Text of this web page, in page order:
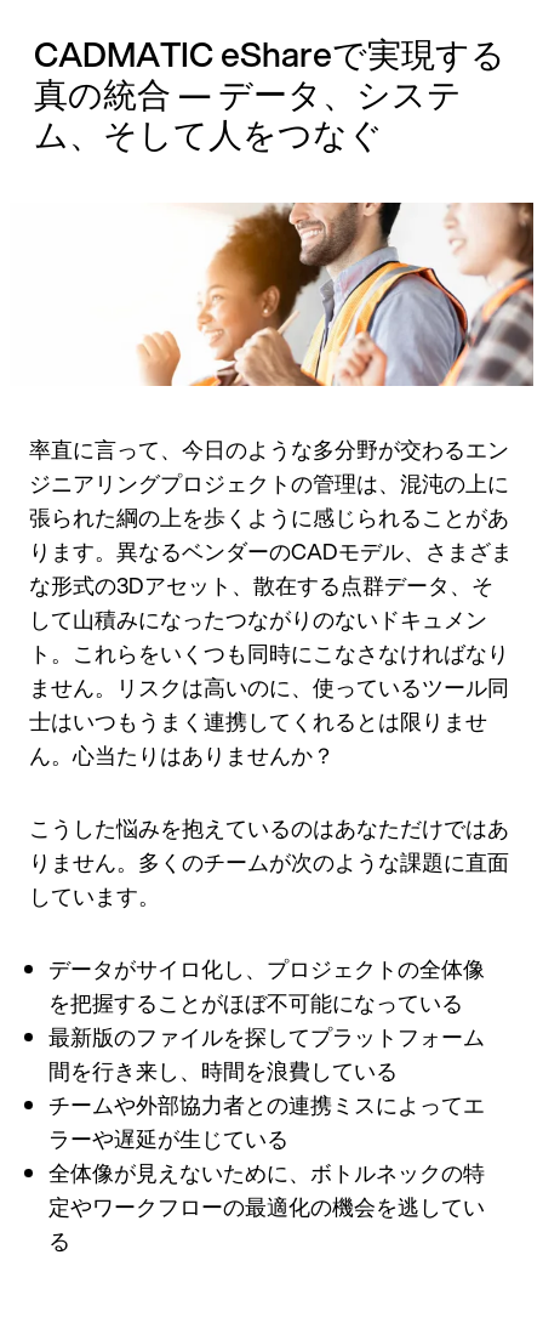
content
CADMATIC eShareで実現する
真の統合 — データ、システ
ム、そして人をつなぐ
率直に言って、今日のような多分野が交わるエン
ジニアリングプロジェクトの管理は、混沌の上に
張られた綱の上を歩くように感じられることがあ
ります。異なるベンダーのCADモデル、さまざま
な形式の3Dアセット、散在する点群データ、そ
して山積みになったつながりのないドキュメン
ト。これらをいくつも同時にこなさなければなり
ません。リスクは高いのに、使っているツール同
士はいつもうまく連携してくれるとは限りませ
ん。心当たりはありませんか？
こうした悩みを抱えているのはあなただけではあ
りません。多くのチームが次のような課題に直面
しています。
データがサイロ化し、プロジェクトの全体像
を把握することがほぼ不可能になっている
最新版のファイルを探してプラットフォーム
間を行き来し、時間を浪費している
チームや外部協力者との連携ミスによってエ
ラーや遅延が生じている
全体像が見えないために、ボトルネックの特
定やワークフローの最適化の機会を逃してい
る